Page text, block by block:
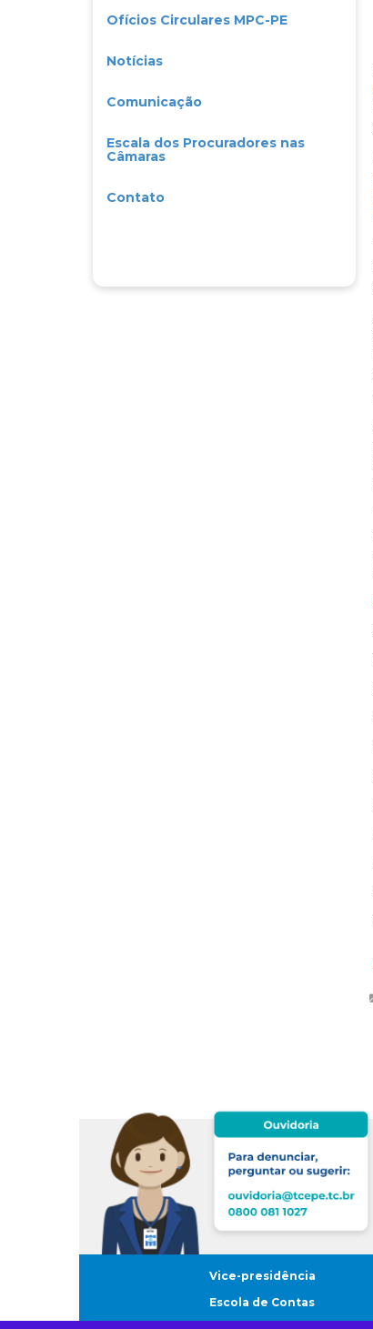
Ofícios Circulares MPC-PE
Notícias
Comunicação
Escala dos Procuradores nas
Câmaras
Contato
Vice-presidência
Escola de Contas